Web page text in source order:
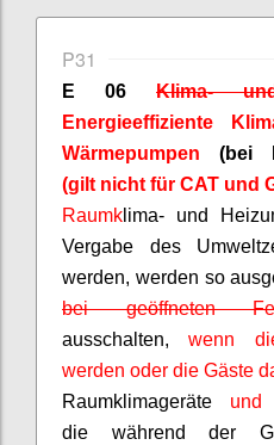
P31
E 06 Klima-
Energieeffiziente
Wärmepumpen (bei
(gilt nicht für CAT und
Raumk lima- und
Vergabe des
werden, werden so
bei geöffneten
ausschalten,wenn
werden oder die Gäste
Raumklimageräte und
die während der